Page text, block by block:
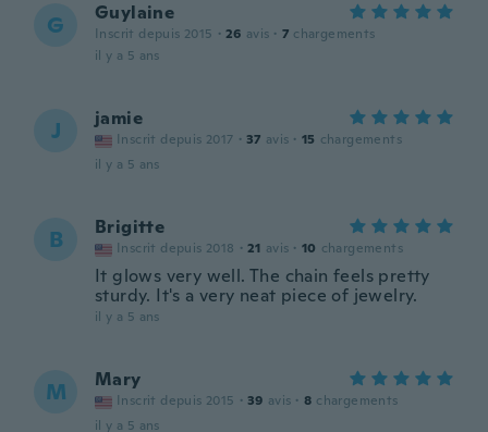
G Guylaine
Inscrit depuis 2015 · 26 avis · 7 chargements
il y a 5 ans
J jamie
Inscrit depuis 2017 · 37 avis · 15 chargements
il y a 5 ans
B Brigitte
Inscrit depuis 2018 · 21 avis · 10 chargements
It glows very well. The chain feels pretty
sturdy. It's a very neat piece of jewelry.
il y a 5 ans
M Mary
Inscrit depuis 2015 · 39 avis · 8 chargements
il y a 5 ans